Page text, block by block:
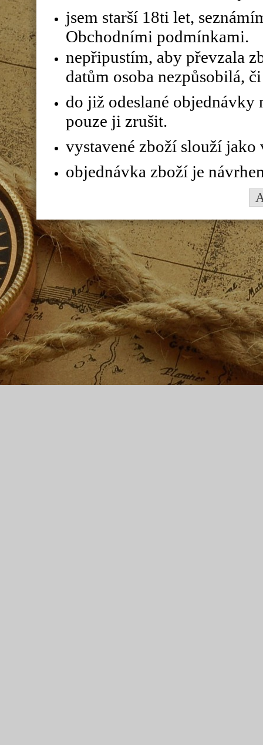
jsem starší 18ti let,
Obchodními podmínkami.
nepřipustím, aby převzala
datům osoba nezpůsobilá,
do již odeslané objednávky
pouze ji zrušit.
vystavené zboží slouží
objednávka zboží je